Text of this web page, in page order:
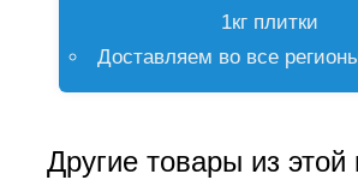
1кг плитки
Доставляем во все
Другие товары из этой